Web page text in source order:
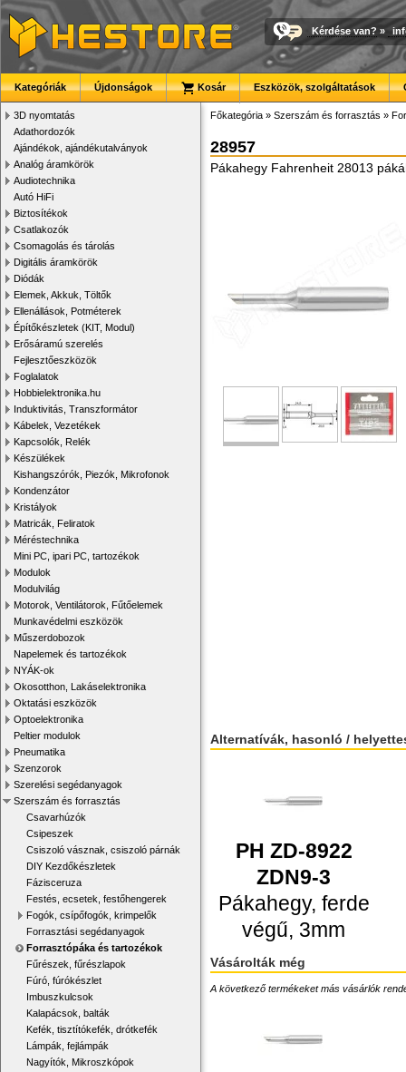
Kérdése van? »
Kategóriák Újdonságok Kosár Eszközök, szolgáltatások
3D nyomtatás
Adathordozók
Ajándékok, ajándékutalványok
Analóg áramkörök
Audiotechnika
Autó HiFi
Biztosítékok
Csatlakozók
Csomagolás és tárolás
Digitális áramkörök
Diódák
Elemek, Akkuk, Töltők
Ellenállások, Potméterek
Építőkészletek (KIT, Modul)
Erősáramú szerelés
Fejlesztőeszközök
Foglalatok
Hobbielektronika.hu
Induktivitás, Transzformátor
Kábelek, Vezetékek
Kapcsolók, Relék
Készülékek
Kishangszórók, Piezók, Mikrofonok
Kondenzátor
Kristályok
Matricák, Feliratok
Méréstechnika
Mini PC, ipari PC, tartozékok
Modulok
Modulvilág
Motorok, Ventilátorok, Fűtőelemek
Munkavédelmi eszközök
Műszerdobozok
Napelemek és tartozékok
NYÁK-ok
Okosotthon, Lakáselektronika
Oktatási eszközök
Optoelektronika
Peltier modulok
Pneumatika
Szenzorok
Szerelési segédanyagok
Szerszám és forrasztás
Csavarhúzók
Csipeszek
Csiszoló vásznak, csiszoló párnák
DIY Kezdőkészletek
Fázisceruza
Festés, ecsetek, festőhengerek
Fogók, csípőfogók, krimpelők
Forrasztási segédanyagok
Forrasztópáka és tartozékok
Fűrészek, fűrészlapok
Fúró, fúrókészlet
Imbuszkulcsok
Kalapácsok, balták
Kefék, tisztítókefék, drótkefék
Lámpák, fejlámpák
Nagyítók, Mikroszkópok
Főkategória » Szerszám és forrasztás »
28957
Pákahegy Fahrenheit 28013
Alternatívák, hasonló /
PH ZD-8922
ZDN9-3
Pákahegy, ferde
végű, 3mm
Vásárolták még
A következő termékeket más vásárlók